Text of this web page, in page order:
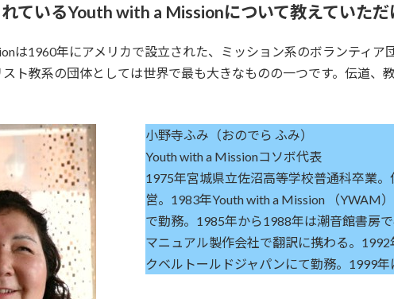
ているYouth with a Missionについて教えていただ
は1960年にアメリカで設立された、ミッション系のボランティ
ト教系の団体としては世界で最も大きなものの一つです。伝道、
小野寺ふみ（おのでら ふみ）
Youth with a Missionコソボ代表
1975年宮城県立佐沼高等学校普通科卒業
営。1983年Youth with a Mission （YWAM
で勤務。1985年から1988年は潮音館書房
マニュアル製作会社で翻訳に携わる。
クベルトールドジャパンにて勤務。1999